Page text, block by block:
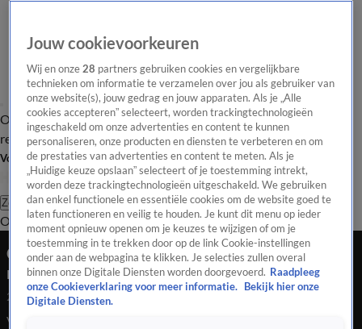
Overzicht Laatste nieuws Regionieuws Het beste van Hart
Tip de
redactie
Volg Hart van Nederland
Zoeken
OverzichtRegioUitzendingenWeerTip de redactiePanelVideo's
Getuige Nunspeet: ‘Je hoopt dat je kinderen
nooit zoiets meemaken’
24 juli 2020, 17:32
Vakantiegast Gerard Scheurwater ging even “een boodschap
Jouw cookievoorkeuren
Wij en onze28 partners gebruiken cookies en vergelijkbare
technieken om informatie te verzamelen over jou als gebruiker van
onze website(s), jouw gedrag en jouw apparaten. Als je „Alle
cookies accepteren” selecteert, worden trackingtechnologieën
ingeschakeld om onze advertenties en content te kunnen
personaliseren, onze producten en diensten te verbeteren en om
de prestaties van advertenties en content te meten. Als je
„Huidige keuze opslaan” selecteert of je toestemming intrekt,
worden deze trackingtechnologieën uitgeschakeld. We gebruiken
dan enkel functionele en essentiële cookies om de website goed te
laten functioneren en veilig te houden. Je kunt dit menu op ieder
moment opnieuw openen om je keuzes te wijzigen of om je
toestemming in te trekken door op de link Cookie-instellingen
onder aan de webpagina te klikken. Je selecties zullen overal
binnen onze Digitale Diensten worden doorgevoerd. Raadpleeg
onze Cookieverklaring voor meer informatie.
Bekijk hier onze
Digitale Diensten.